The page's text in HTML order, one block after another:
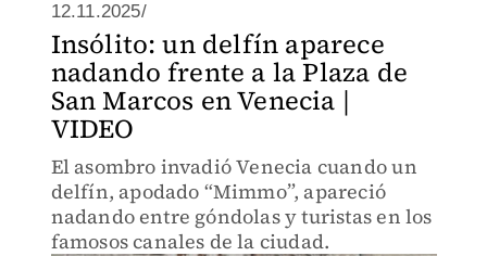
12.11.2025/
Insólito: un delfín aparece
nadando frente a la Plaza de
San Marcos en Venecia |
VIDEO
El asombro invadió Venecia cuando un
delfín, apodado “Mimmo”, apareció
nadando entre góndolas y turistas en los
famosos canales de la ciudad.